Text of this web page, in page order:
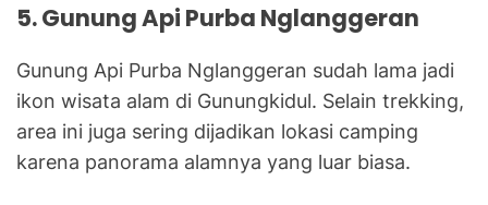
5. Gunung Api Purba Nglanggeran
Gunung Api Purba Nglanggeran sudah lama jadi
ikon wisata alam di Gunungkidul. Selain trekking,
area ini juga sering dijadikan lokasi camping
karena panorama alamnya yang luar biasa.